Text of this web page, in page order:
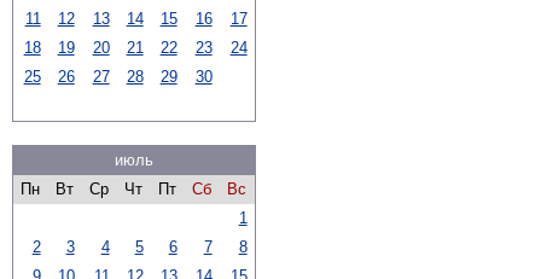
11
12 13 14 15 16
17
18
19 20 21 22 23
24
25
26 27 28 29 30
июль
Пн
Вт Ср Чт Пт Сб
Вс
1
2
3 4 5 6 7
8